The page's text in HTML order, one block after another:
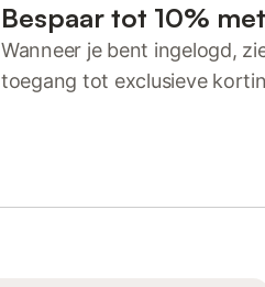
Bespaar tot 10%
Wanneer je bent ingelogd,
toegang tot exclusieve